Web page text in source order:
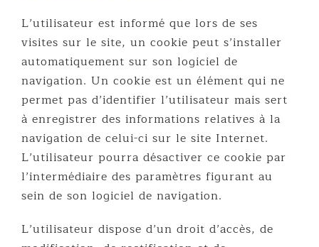
L’utilisateur est informé que lors de ses
visites sur le site, un cookie peut s’installer
automatiquement sur son logiciel de
navigation. Un cookie est un élément qui ne
permet pas d’identifier l’utilisateur mais sert
à enregistrer des informations relatives à la
navigation de celui-ci sur le site Internet.
L’utilisateur pourra désactiver ce cookie par
l’intermédiaire des paramètres figurant au
sein de son logiciel de navigation.
L’utilisateur dispose d’un droit d’accès, de